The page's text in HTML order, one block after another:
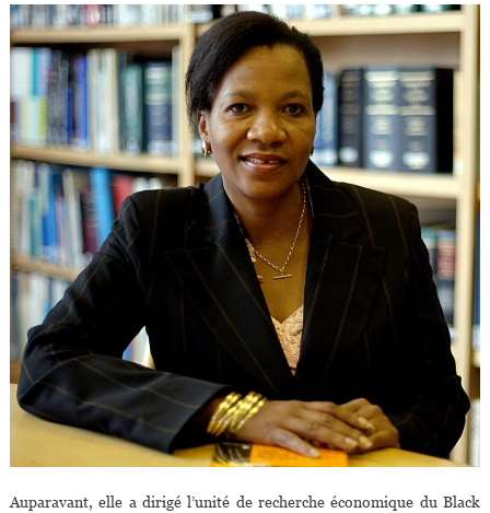
Auparavant, elle a dirigé l’unité de recherche économique du Black